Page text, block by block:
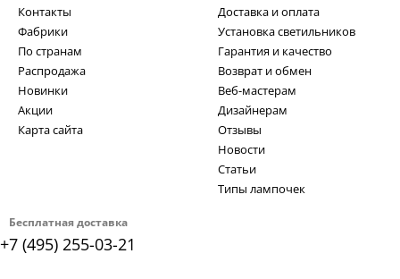
Бесплатная доставка
+7 (495) 255-03-21
Контакты
Фабрики
По странам
Распродажа
Новинки
Акции
Карта сайта
Доставка и оплата
Установка светильников
Гарантия и качество
Возврат и обмен
Веб-мастерам
Дизайнерам
Отзывы
Новости
Статьи
Типы лампочек